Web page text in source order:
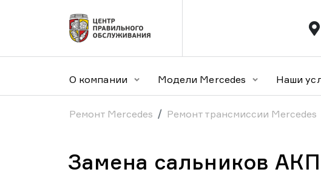
О компании Модели Mercedes Наши
Ремонт Mercedes Ремонт трансмиссии Mercedes
Замена сальников